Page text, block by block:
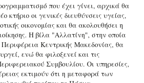
που έχει γίνει, αρχικά θα
κτήριο οι γενικές διευθύνσεις υγείας,
οικονομίας και θα ακολουθήσει η
Η βίλα "Αλλατίνη", στην οποία
Κεντρικής Μακεδονίας, θα
ενώ θα φιλοξενεί και τις
Συμβουλίου. Οι υπηρεσίες,
εκτιμούν ότι η μεταφορά των